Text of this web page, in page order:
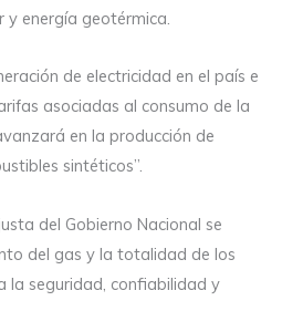
y energía geotérmica.
de electricidad en el país e
asociadas al consumo de la
en la producción de
sintéticos”.
del Gobierno Nacional se
del gas y la totalidad de los
la seguridad, confiabilidad y